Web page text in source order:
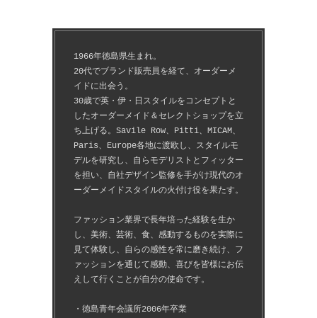
1966年徳島県生まれ。
20代でブランド販売員を経て、オーダーメ
イドに出会う。
30歳で英・伊・日スタイルをコンセプトと
したオーダーメイド＆セレクトショップを立
ち上げる。Savile Row、Pitti、MICAM、
Paris、Europe各地に渡欧し、スタイルモ
デルを研究し、自らモデリストとフィッター
を担い、自社デザイン監修を手がけ現代のオ
ーダーメイドスタイルの火付け役を果たす。
ファッション業界で長年培った経験を生か
し、美術、芸術、食、感動するものを実際に
見て体験し、自らの感性を常に磨き続け、フ
ァッションを通じて感動、喜びを皆様にお伝
えして行くことが自分の使命です。
・徳島青年会議所2006年卒業